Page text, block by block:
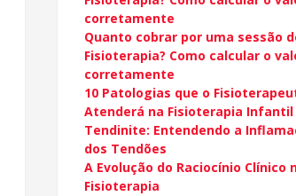
corretamente
Quanto cobrar por uma sessão
Fisioterapia? Como calcular o
corretamente
10 Patologias que o
Atenderá na Fisioterapia Infantil
Tendinite: Entendendo a
dos Tendões
A Evolução do Raciocínio Clínico
Fisioterapia